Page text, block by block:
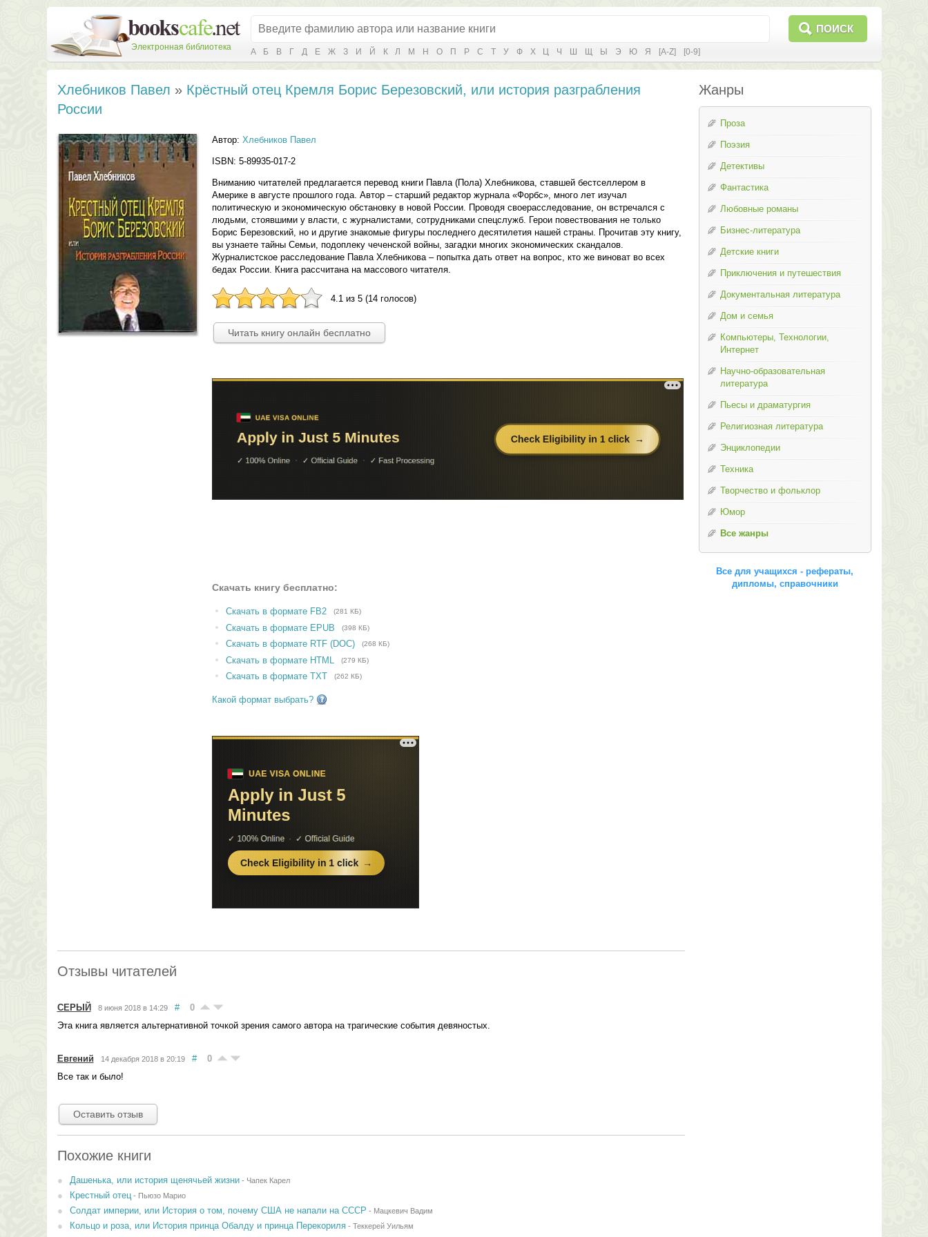
Электронная библиотека
ПОИСК
А Б В Г Д Е Ж З И Й К Л М Н О П Р С Т У Ф Х Ц Ч Ш Щ Ы Э Ю Я [A-Z] [0-9]
Хлебников Павел » Крёстный отец Кремля Борис Березовский, или история разграбления
России
Автор: Хлебников Павел
ISBN: 5-89935-017-2
Вниманию читателей предлагается перевод книги Павла (Пола) Хлебникова, ставшей бестселлером в
Америке в августе прошлого года. Автор – старший редактор журнала «Форбс», много лет изучал
политическую и экономическую обстановку в новой России. Проводя своерасследование, он встречался с
людьми, стоявшими у власти, с журналистами, сотрудниками спецслужб. Герои повествования не только
Борис Березовский, но и другие знакомые фигуры последнего десятилетия нашей страны. Прочитав эту книгу,
вы узнаете тайны Семьи, подоплеку чеченской войны, загадки многих экономических скандалов.
Журналистское расследование Павла Хлебникова – попытка дать ответ на вопрос, кто же виноват во всех
бедах России. Книга рассчитана на массового читателя.
4.1 из 5 (14 голосов)
Читать книгу онлайн бесплатно
Скачать книгу бесплатно:
Скачать в формате FB2 (281 КБ)
Скачать в формате EPUB (398 КБ)
Скачать в формате RTF (DOC) (268 КБ)
Скачать в формате HTML (279 КБ)
Скачать в формате TXT (262 КБ)
Какой формат выбрать?
Отзывы читателей
СЕРЫЙ 8 июня 2018 в 14:29 #
0
Эта книга является альтернативной точкой зрения самого автора на трагические события девяностых.
Евгений 14 декабря 2018 в 20:19 #
0
Все так и было!
Оставить отзыв
Похожие книги
Дашенька, или история щенячьей жизни- Чапек Карел
Крестный отец- Пьюзо Марио
Солдат империи, или История о том, почему США не напали на СССР - Мацкевич Вадим
Кольцо и роза, или История принца Обалду и принца Перекориля- Теккерей Уильям
Жанры
Проза
Поэзия
Детективы
Фантастика
Любовные романы
Бизнес-литература
Детские книги
Приключения и путешествия
Документальная литература
Дом и семья
Компьютеры, Технологии,
Интернет
Научно-образовательная
литература
Пьесы и драматургия
Религиозная литература
Энциклопедии
Техника
Творчество и фольклор
Юмор
Все жанры
Все для учащихся - рефераты,
дипломы, справочники